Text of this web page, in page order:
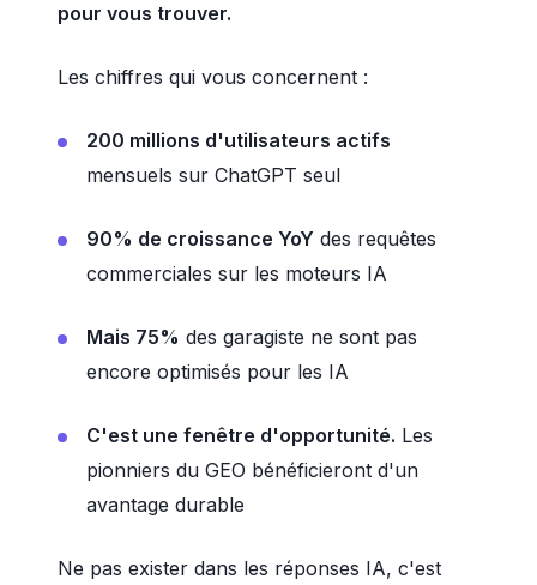
pour vous trouver.
Les chiffres qui vous concernent :
200 millions d'utilisateurs actifs
mensuels sur ChatGPT seul
90% de croissance YoY des requêtes
commerciales sur les moteurs IA
Mais 75% des garagiste ne sont pas
encore optimisés pour les IA
C'est une fenêtre d'opportunité. Les
pionniers du GEO bénéficieront d'un
avantage durable
Ne pas exister dans les réponses IA, c'est